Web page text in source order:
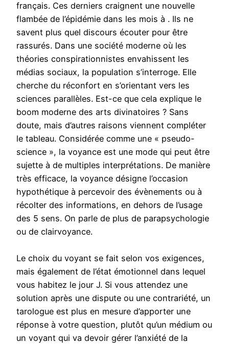
français. Ces derniers craignent une nouvelle
flambée de l’épidémie dans les mois à . Ils ne
savent plus quel discours écouter pour être
rassurés. Dans une société moderne où les
théories conspirationnistes envahissent les
médias sociaux, la population s’interroge. Elle
cherche du réconfort en s’orientant vers les
sciences parallèles. Est-ce que cela explique le
boom moderne des arts divinatoires ? Sans
doute, mais d’autres raisons viennent compléter
le tableau. Considérée comme une « pseudo-
science », la voyance est une mode qui peut être
sujette à de multiples interprétations. De manière
très efficace, la voyance désigne l’occasion
hypothétique à percevoir des évènements ou à
récolter des informations, en dehors de l’usage
des 5 sens. On parle de plus de parapsychologie
ou de clairvoyance.
Le choix du voyant se fait selon vos exigences,
mais également de l’état émotionnel dans lequel
vous habitez le jour J. Si vous attendez une
solution après une dispute ou une contrariété, un
tarologue est plus en mesure d’apporter une
réponse à votre question, plutôt qu’un médium ou
un voyant qui va devoir gérer l’anxiété de la